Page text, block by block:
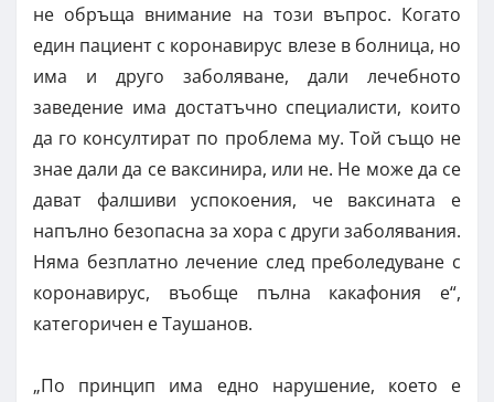
не обръща внимание на този въпрос. Когато
един пациент с коронавирус влезе в болница, но
има и друго заболяване, дали лечебното
заведение има достатъчно специалисти, които
да го консултират по проблема му. Той също не
знае дали да се ваксинира, или не. Не може да се
дават фалшиви успокоения, че ваксината е
напълно безопасна за хора с други заболявания.
Няма безплатно лечение след преболедуване с
коронавирус, въобще пълна какафония е“,
категоричен е Таушанов.
„По принцип има едно нарушение, което е